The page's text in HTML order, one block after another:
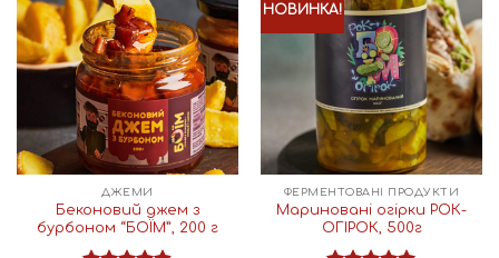
ДЖЕМИ
Беконовий джем з
бурбоном “БОЇМ”, 200 г
НОВИНКА!
ФЕРМЕНТОВАНІ ПРОДУКТИ
Мариновані огірки РОК-
ОГІРОК, 500г